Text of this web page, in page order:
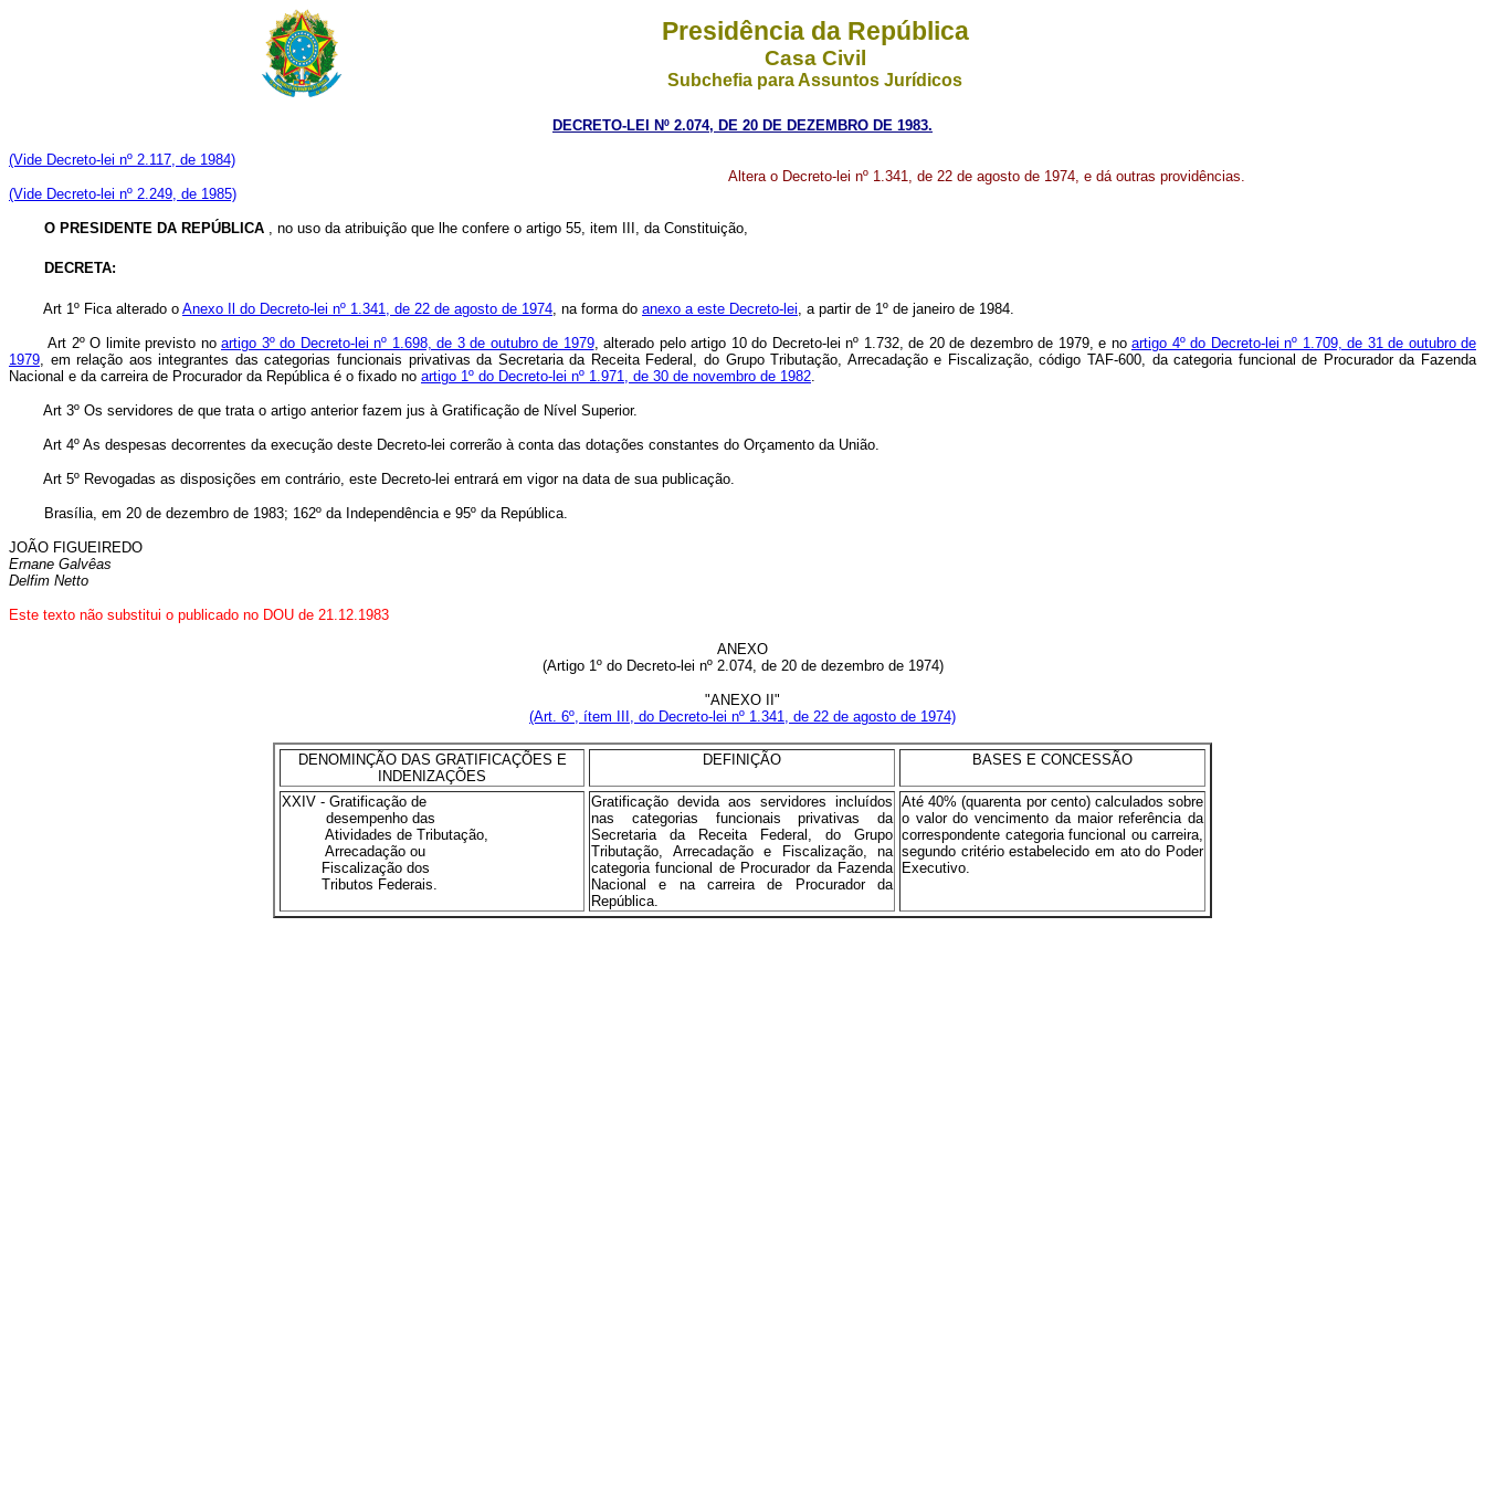
Presidência da República
Casa Civil
Subchefia para Assuntos Jurídicos
DECRETO-LEI Nº 2.074, DE 20 DE DEZEMBRO DE 1983.
(Vide Decreto-lei nº 2.117, de 1984)
(Vide Decreto-lei nº 2.249, de 1985)
Altera o Decreto-lei nº 1.341, de 22 de agosto de 1974, e dá outras providências.
O PRESIDENTE DA REPÚBLICA , no uso da atribuição que lhe confere o artigo 55, item III, da Constituição,
DECRETA:
Art 1º Fica alterado o Anexo Il do Decreto-lei nº 1.341, de 22 de agosto de 1974 , na forma do anexo a este Decreto-lei , a partir de 1º de janeiro de 1984.
Art 2º O limite previsto no artigo 3º do Decreto-lei nº 1.698, de 3 de outubro de 1979, alterado pelo artigo 10 do Decreto-lei nº 1.732, de 20 de dezembro de 1979, e no artigo 4º do Decreto-lei nº 1.709, de 31 de outubro de
1979 , em relação aos integrantes das categorias funcionais privativas da Secretaria da Receita Federal, do Grupo Tributação, Arrecadação e Fiscalização, código TAF-600, da categoria funcional de Procurador da Fazenda
Nacional e da carreira de Procurador da República é o fixado no artigo 1º do Decreto-lei nº 1.971, de 30 de novembro de 1982
Art 3º Os servidores de que trata o artigo anterior fazem jus à Gratificação de Nível Superior.
Art 4º As despesas decorrentes da execução deste Decreto-lei correrão à conta das dotações constantes do Orçamento da União.
Art 5º Revogadas as disposições em contrário, este Decreto-lei entrará em vigor na data de sua publicação.
Brasília, em 20 de dezembro de 1983; 162º da Independência e 95º da República.
JOÃO FIGUEIREDO
Ernane Galvêas
Delfim Netto
Este texto não substitui o publicado no DOU de 21.12.1983
ANEXO
(Artigo 1º do Decreto-lei nº 2.074, de 20 de dezembro de 1974)
"ANEXO II"
(Art. 6º, ítem III, do Decreto-lei nº 1.341, de 22 de agosto de 1974)
DENOMINÇÃO DAS GRATIFICAÇÕES E
INDENIZAÇÕES
DEFINIÇÃO BASES E CONCESSÃO
XXIV - Gratificação de
desempenho das
Atividades de Tributação,
Arrecadação ou
Fiscalização dos
Tributos Federais.
Gratificação devida aos servidores incluídos
nas categorias funcionais privativas da
Secretaria da Receita Federal, do Grupo
Tributação, Arrecadação e Fiscalização, na
categoria funcional de Procurador da Fazenda
Nacional e na carreira de Procurador da
República.
Até 40% (quarenta por cento) calculados sobre
o valor do vencimento da maior referência da
correspondente categoria funcional ou carreira,
segundo critério estabelecido em ato do Poder
Executivo.